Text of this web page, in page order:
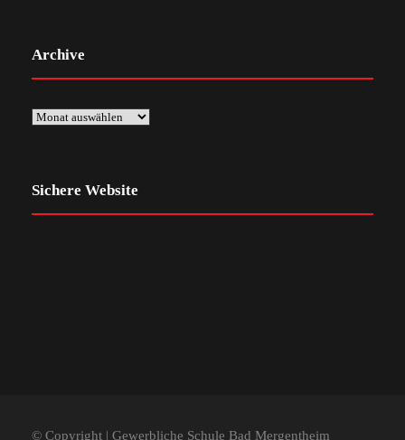
Archive
Sichere Website
© Copyright | Gewerbliche Schule Bad Mergentheim